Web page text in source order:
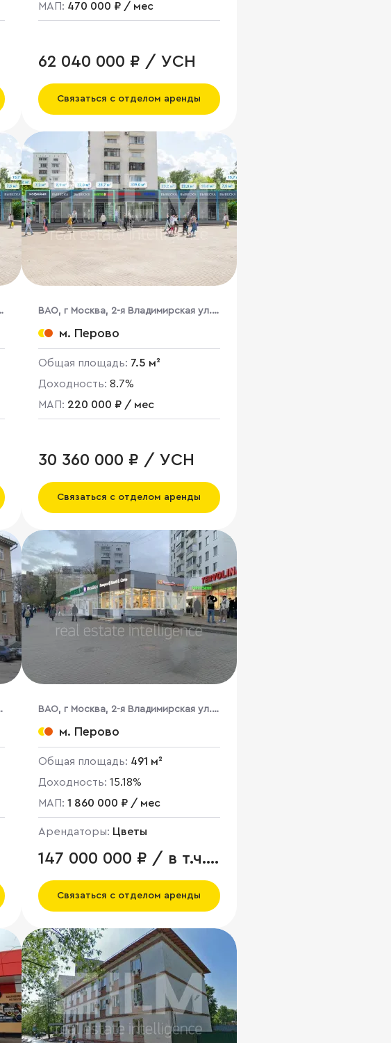
МАП: 470 000 ₽ / мес
62 040 000 ₽ / УСН
Связаться с отделом аренды
ВАО, г Москва, 2-я Владимирская ул.,
38/18м. Перово
Общая площадь: 7.5 м²
Доходность: 8.7%
МАП: 220 000 ₽ / мес
30 360 000 ₽ / УСН
Связаться с отделом аренды
ВАО, г Москва, 2-я Владимирская ул.,
38/18м. Перово
Общая площадь: 491 м²
Доходность: 15.18%
МАП: 1 860 000 ₽ / мес
Арендаторы: Цветы
147 000 000 ₽ / в т.ч.
НДС
Связаться с отделом аренды